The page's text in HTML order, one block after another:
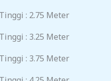
: 2.75 Meter
: 3.25 Meter
: 3.75 Meter